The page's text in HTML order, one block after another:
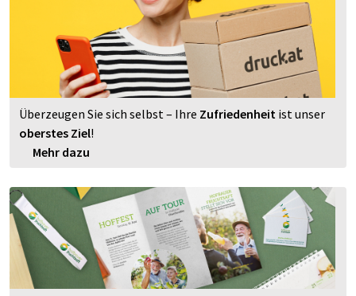
Überzeugen Sie sich selbst – Ihre Zufriedenheit ist unser
oberstes Ziel!
Mehr dazu